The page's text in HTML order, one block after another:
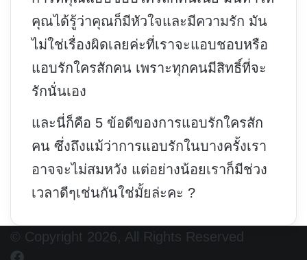
คุณได้รู้ว่าคุณก็มีหัวใจและมีความรัก มัน
ไม่ใช่เรื่องผิดเลยค่ะที่เราจะแอบชอบหรือ
แอบรักใครสักคน เพราะทุกคนมีสิทธิ์ที่จะ
รักนั่นเอง
และนี่ก็คือ 5 ข้อดีของการแอบรักใครสัก
คน ซึ่งถึงแม้ว่าการแอบรักในบางครั้งเรา
อาจจะไม่สมหวัง แต่อย่างน้อยเราก็มีช่วง
เวลาดีๆเช่นกันใช่มั้ยล่ะคะ ?
© Copyright 2026, All Rights Reserved